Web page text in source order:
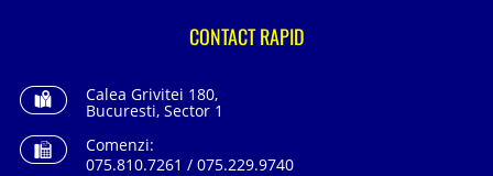
CONTACT RAPID
Calea Grivitei 180,
Bucuresti, Sector 1
Comenzi:
075.810.7261 / 075.229.9740